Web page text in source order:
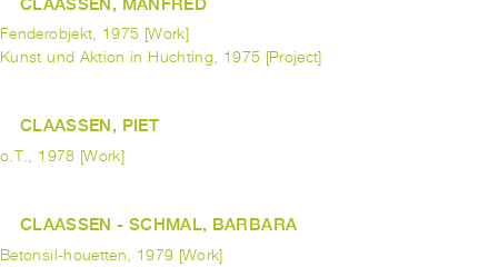
Fenderobjekt, 1975 [Work]
Kunst und Aktion in Huchting, 1975 [Project]
CLAASSEN, PIET
o.T., 1978 [Work]
CLAASSEN - SCHMAL, BARBARA
Betonsil-houetten, 1979 [Work]